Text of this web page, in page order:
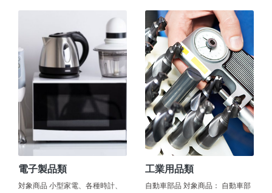
電子製品類
対象商品 小型家電、各種時計、
工業用品類
自動車部品 対象商品： 自動車部